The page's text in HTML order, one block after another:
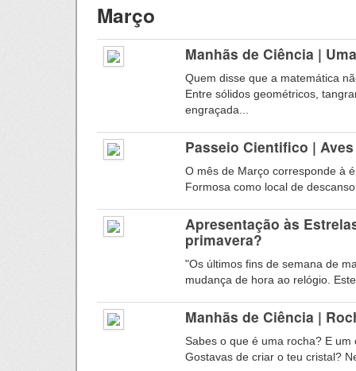
Março
Manhãs de Ciência |
Quem disse que a matemática
Entre sólidos geométricos,
engraçada...
Passeio Cientifico |
O mês de Março corresponde à
Formosa como local de
Apresentação às
primavera?
"Os últimos fins de semana de
mudança de hora ao relógio.
Manhãs de Ciência |
Sabes o que é uma rocha? E
Gostavas de criar o teu cristal?